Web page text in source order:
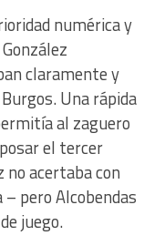
numérica y
claramente y
Una rápida
al zaguero
el tercer
no acertaba con
pero Alcobendas
juego.